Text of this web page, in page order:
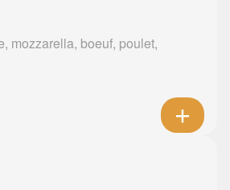
mozzarella, boeuf, poulet,